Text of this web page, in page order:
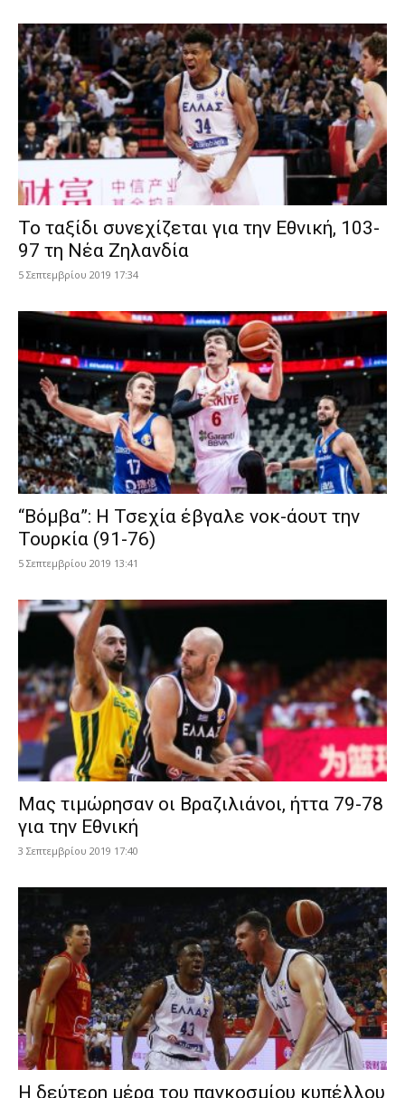
Το ταξίδι συνεχίζεται για την Εθνική, 103-
97 τη Νέα Ζηλανδία
5 Σεπτεμβρίου 2019 17:34
“Βόμβα”: Η Τσεχία έβγαλε νοκ-άουτ την
Τουρκία (91-76)
5 Σεπτεμβρίου 2019 13:41
Μας τιμώρησαν οι Βραζιλιάνοι, ήττα 79-78
για την Εθνική
3 Σεπτεμβρίου 2019 17:40
Η δεύτερη μέρα του παγκοσμίου κυπέλλου